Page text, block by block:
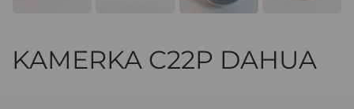
KAMERKA C22P DAHUA